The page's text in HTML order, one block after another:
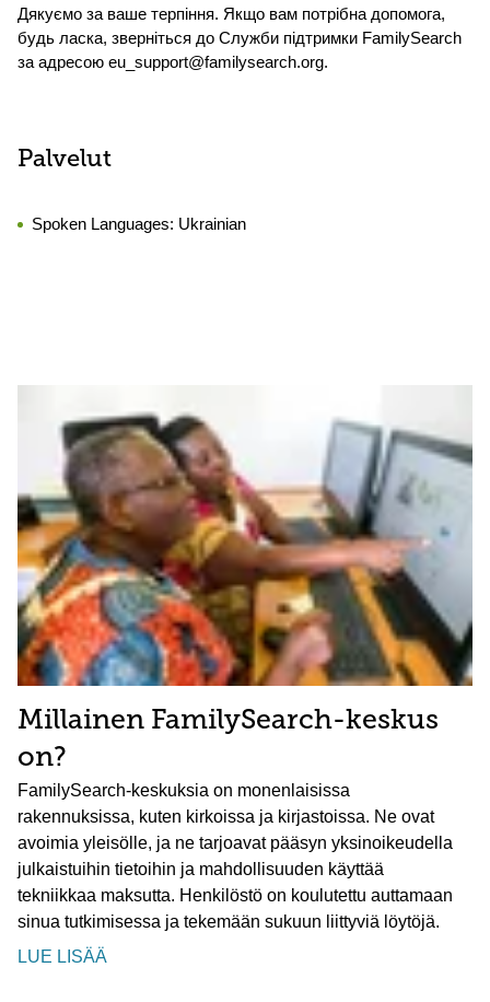
Дякуємо за ваше терпіння. Якщо вам потрібна допомога,
будь ласка, зверніться до Служби підтримки FamilySearch
за адресою eu_support@familysearch.org.
Palvelut
Spoken Languages: Ukrainian
Millainen FamilySearch-keskus
on?
FamilySearch-keskuksia on monenlaisissa
rakennuksissa, kuten kirkoissa ja kirjastoissa. Ne ovat
avoimia yleisölle, ja ne tarjoavat pääsyn yksinoikeudella
julkaistuihin tietoihin ja mahdollisuuden käyttää
tekniikkaa maksutta. Henkilöstö on koulutettu auttamaan
sinua tutkimisessa ja tekemään sukuun liittyviä löytöjä.
LUE LISÄÄ